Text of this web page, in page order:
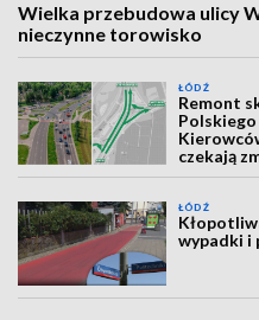
Wielka przebudowa ulicy
nieczynne torowisko
ŁÓDŹ
Remont
Polskiego
czekają
ŁÓDŹ
wypadki i